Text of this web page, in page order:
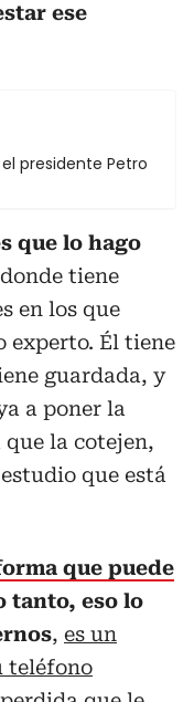
ese
presidente Petro
que lo hago
tiene
en los que
experto. Él tiene
guardada, y
a poner la
la cotejen,
que está
que puede
tanto, eso lo
, es un
teléfono